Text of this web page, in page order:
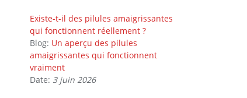
Existe-t-il des pilules amaigrissantes
qui fonctionnent réellement ?
Blog: Un aperçu des pilules
amaigrissantes qui fonctionnent
vraiment
Date: 3 juin 2026